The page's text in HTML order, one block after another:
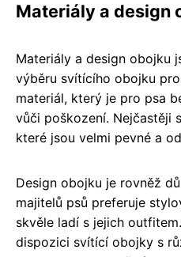
Materiály a design
Materiály a design obojku
výběru svítícího obojku
materiál, který je pro psa
vůči poškození. Nejčastěji
které jsou velmi pevné a
Design obojku je rovněž
majitelů psů preferuje
skvěle ladí s jejich
dispozici svítící obojky s